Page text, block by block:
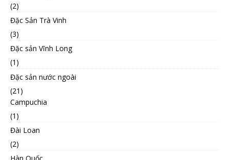
(2)
Đặc Sản Trà Vinh
(3)
Đặc sản Vĩnh Long
(1)
Đặc sản nước ngoài
(21)
Campuchia
(1)
Đài Loan
(2)